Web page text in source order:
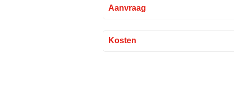
Aanvraag
Kosten